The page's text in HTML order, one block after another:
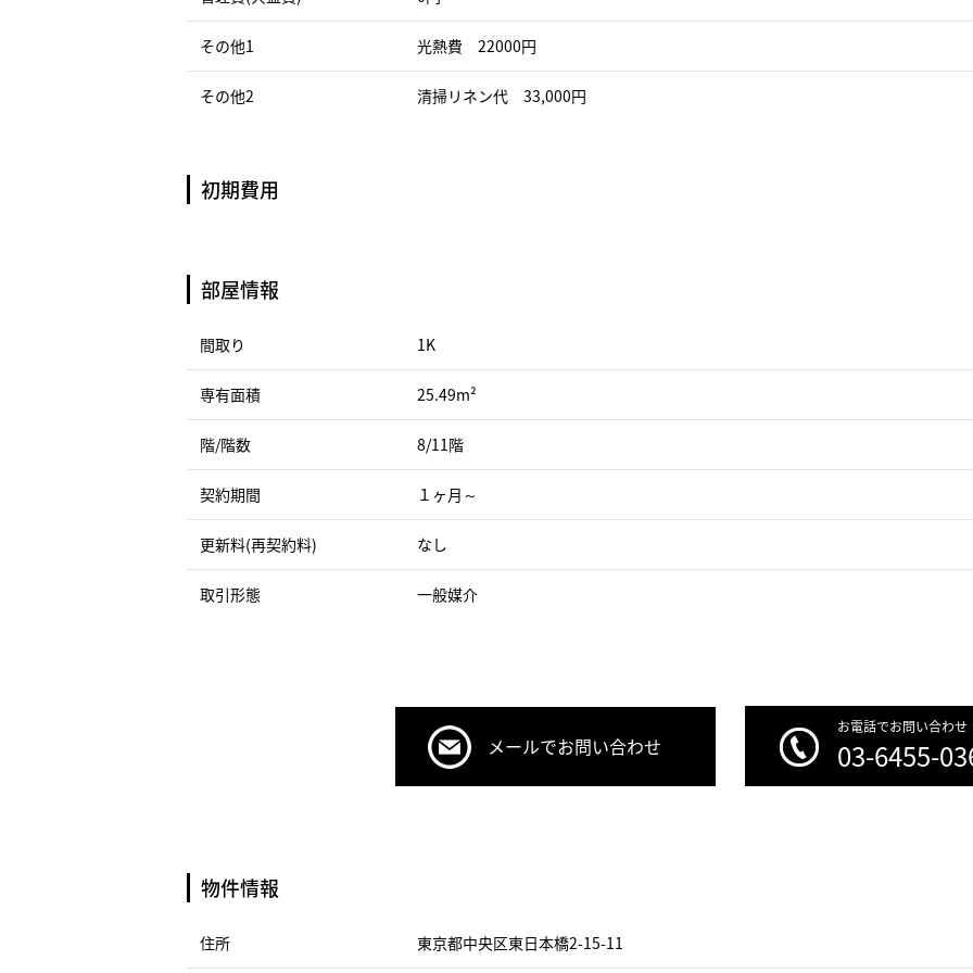
その他1 光熱費 22000円
その他2 清掃リネン代 33,000円
初期費用
部屋情報
間取り 1K
専有面積 25.49m²
階/階数 8/11階
契約期間 １ヶ月～
更新料(再契約料) なし
取引形態 一般媒介
メールでお問い合わせ
お電話でお問い合わせ
03-6455-
物件情報
住所 東京都中央区東日本橋2-15-11